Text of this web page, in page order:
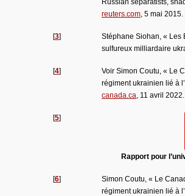
Russian separatists,
reuters.com, 5 mai 2015.
[3]
Stéphane Siohan, « Les
sulfureux milliardaire
[4]
Voir Simon Coutu, « Le
régiment ukrainien lié à
canada.ca, 11 avril 2022.
[5]
Rapport pour
[6]
Simon Coutu, « Le
régiment ukrainien lié à